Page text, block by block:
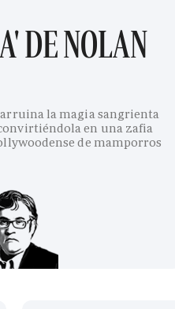
DE NOLAN
la magia sangrienta
en una zafia
de mamporros